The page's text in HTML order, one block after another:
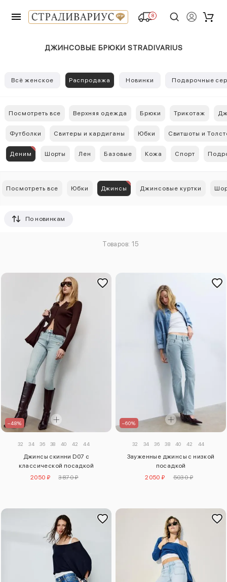
8
ДЖИНСОВЫЕ БРЮКИ STRADIVARIUS
Всё женское Распродажа Новинки Подарочные
Посмотреть все Верхняя одежда Брюки Трикотаж
Футболки Свитеры и кардиганы Юбки Свитшоты и
Деним Шорты Лен Базовые Кожа Спорт
Посмотреть все Юбки Джинсы Джинсовые куртки
По новинкам
Товаров: 15
–48%
32 34 36 38 40 42 44
Джинсы скинни D07 с
классической посадкой
2050 ₽
3870 ₽
–60%
32 34 36 38 40 42 44
Зауженные джинсы с низкой
посадкой
2050 ₽
5030 ₽